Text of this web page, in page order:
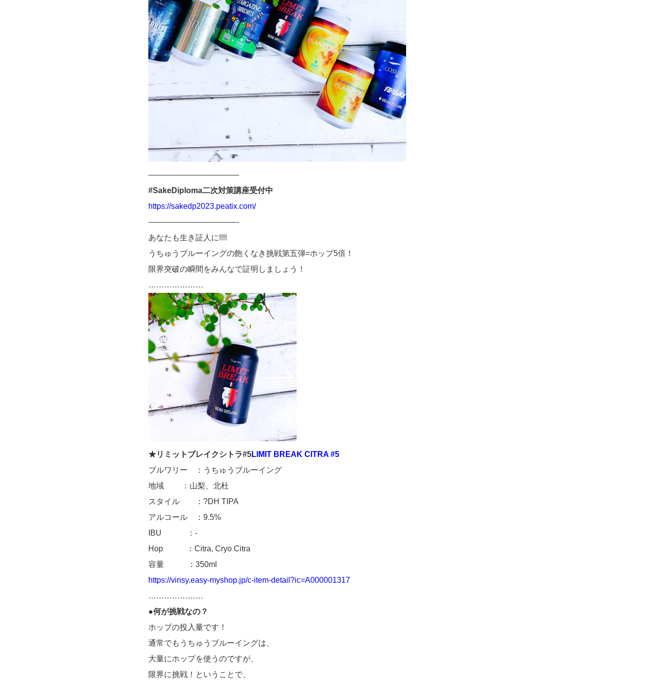
———————————–
#SakeDiploma二次対策講座受付中
https://sakedp2023.peatix.com/
———————————–
あなたも生き証人に!!!!
うちゅうブルーイングの飽くなき挑戦第五弾=ホップ5倍！
限界突破の瞬間をみんなで証明しましょう！
…………………
★リミットブレイクシトラ#5LIMIT BREAK CITRA #5
ブルワリー ：うちゅうブルーイング
地域 ：山梨、北杜
スタイル ：?DH TIPA
アルコール ：9.5%
IBU ：-
Hop ：Citra, Cryo Citra
容量 ：350ml
https://vinsy.easy-myshop.jp/c-item-detail?ic=A000001317
…………………
●何が挑戦なの？
ホップの投入量です！
通常でもうちゅうブルーイングは、
大量にホップを使うのですが、
限界に挑戦！ということで、